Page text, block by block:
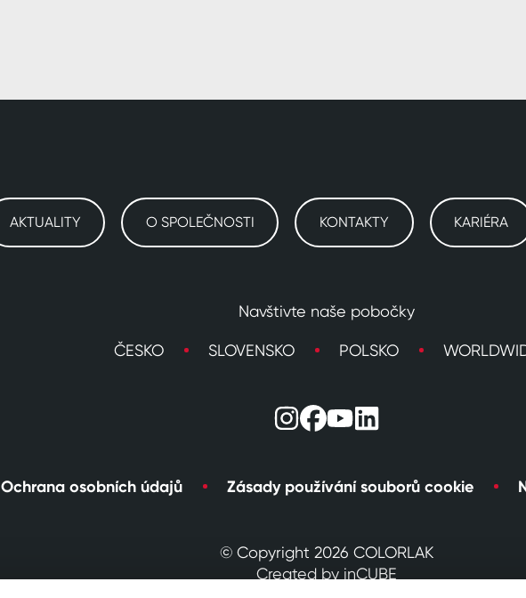
AKTUALITY O SPOLEČNOSTI KONTAKTY KARIÉRA
Navštivte naše pobočky
ČESKO SLOVENSKO POLSKO
Ochrana osobních údajů Zásady používání souborů cookie
© Copyright 2026 COLORLAK
Created by inCUBE